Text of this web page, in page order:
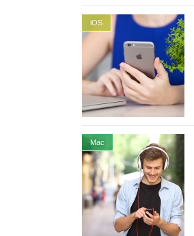
iOS
Mac